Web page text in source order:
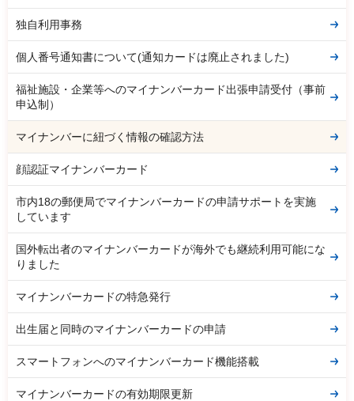
独自利用事務
個人番号通知書について(通知カードは廃止されました)
福祉施設・企業等へのマイナンバーカード出張申請受付（事前
申込制）
マイナンバーに紐づく情報の確認方法
顔認証マイナンバーカード
市内18の郵便局でマイナンバーカードの申請サポートを実施
しています
国外転出者のマイナンバーカードが海外でも継続利用可能にな
りました
マイナンバーカードの特急発行
出生届と同時のマイナンバーカードの申請
スマートフォンへのマイナンバーカード機能搭載
マイナンバーカードの有効期限更新